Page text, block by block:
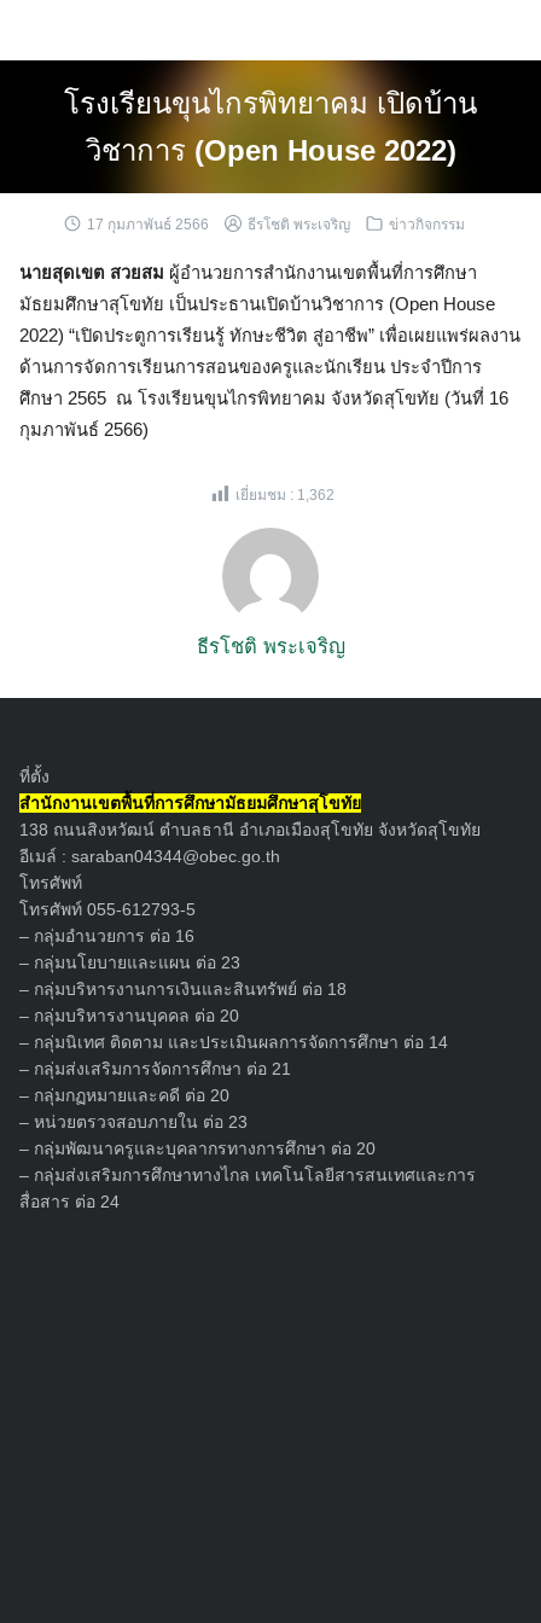
Search
for:
โรงเรียนขุนไกรพิทยาคม เปิดบ้าน
วิชาการ (Open House 2022)
17 กุมภาพันธ์ 2566 ธีรโชติ พระเจริญ ข่าวกิจกรรม
นายสุดเขต สวยสม ผู้อำนวยการสำนักงานเขตพื้นที่การศึกษา
มัธยมศึกษาสุโขทัย เป็นประธานเปิดบ้านวิชาการ (Open House
2022) “เปิดประตูการเรียนรู้ ทักษะชีวิต สู่อาชีพ” เพื่อเผยแพร่ผลงาน
ด้านการจัดการเรียนการสอนของครูและนักเรียน ประจำปีการ
ศึกษา 2565 ณ โรงเรียนขุนไกรพิทยาคม จังหวัดสุโขทัย (วันที่ 16
กุมภาพันธ์ 2566)
เยี่ยมชม : 1,362
ธีรโชติ พระเจริญ
ที่ตั้ง
สำนักงานเขตพื้นที่การศึกษามัธยมศึกษาสุโขทัย
138 ถนนสิงหวัฒน์ ตำบลธานี อำเภอเมืองสุโขทัย จังหวัดสุโขทัย
อีเมล์ : saraban04344@obec.go.th
โทรศัพท์
โทรศัพท์ 055-612793-5
– กลุ่มอำนวยการ ต่อ 16
– กลุ่มนโยบายและแผน ต่อ 23
– กลุ่มบริหารงานการเงินและสินทรัพย์ ต่อ 18
– กลุ่มบริหารงานบุคคล ต่อ 20
– กลุ่มนิเทศ ติดตาม และประเมินผลการจัดการศึกษา ต่อ 14
– กลุ่มส่งเสริมการจัดการศึกษา ต่อ 21
– กลุ่มกฏหมายและคดี ต่อ 20
– หน่วยตรวจสอบภายใน ต่อ 23
– กลุ่มพัฒนาครูและบุคลากรทางการศึกษา ต่อ 20
– กลุ่มส่งเสริมการศึกษาทางไกล เทคโนโลยีสารสนเทศและการ
สื่อสาร ต่อ 24